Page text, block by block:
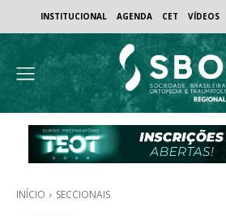
INSTITUCIONAL AGENDA CET VÍDEOS
INÍCIO SECCIONAIS